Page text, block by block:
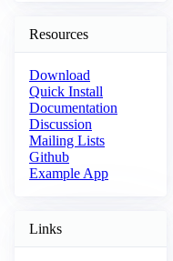
Resources
Download
Quick Install
Documentation
Discussion
Mailing Lists
Github
Example App
Links